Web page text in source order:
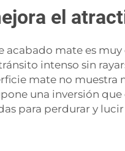
el
acabado mate es
intenso sin
mate no
una inversión
para perdurar y